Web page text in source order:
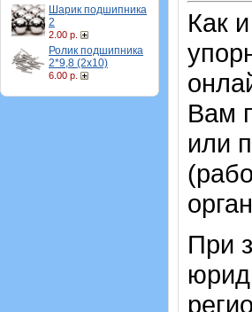
Шарик подшипника
2
2.00 р.
Ролик подшипника
2*9,8 (2х10)
6.00 р.
Как
Вам
или
При